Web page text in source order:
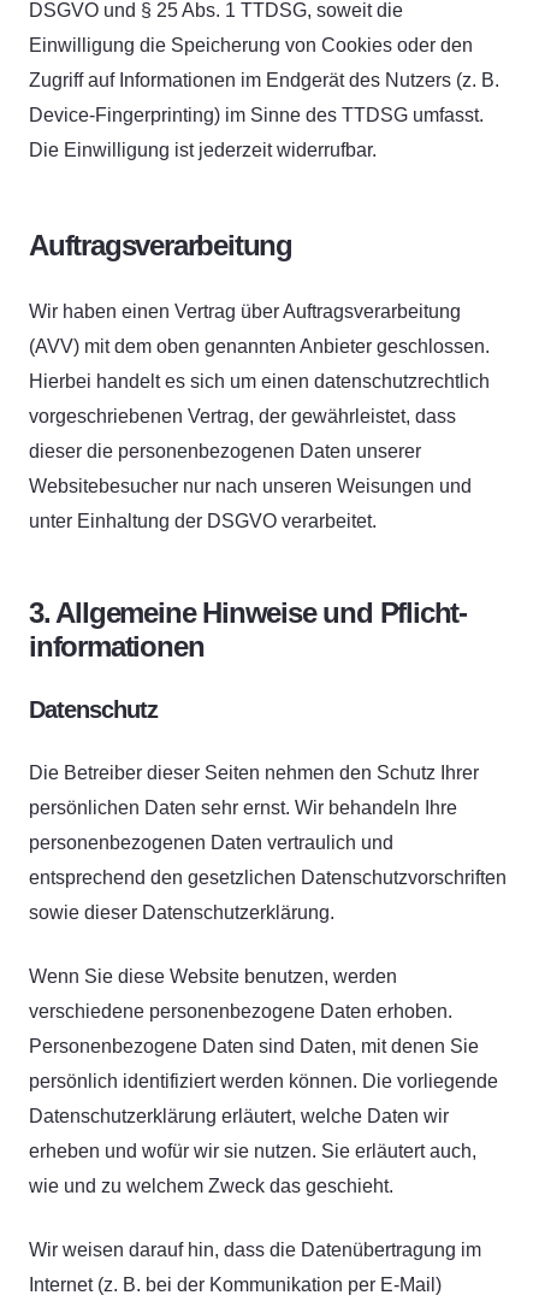
DSGVO und § 25 Abs. 1 TTDSG, soweit die
Einwilligung die Speicherung von Cookies oder den
Zugriff auf Informationen im Endgerät des Nutzers (z. B.
Device-Fingerprinting) im Sinne des TTDSG umfasst.
Die Einwilligung ist jederzeit widerrufbar.
Auftragsverarbeitung
Wir haben einen Vertrag über Auftragsverarbeitung
(AVV) mit dem oben genannten Anbieter geschlossen.
Hierbei handelt es sich um einen datenschutzrechtlich
vorgeschriebenen Vertrag, der gewährleistet, dass
dieser die personenbezogenen Daten unserer
Websitebesucher nur nach unseren Weisungen und
unter Einhaltung der DSGVO verarbeitet.
3. Allgemeine Hinweise und Pflicht­
informationen
Datenschutz
Die Betreiber dieser Seiten nehmen den Schutz Ihrer
persönlichen Daten sehr ernst. Wir behandeln Ihre
personenbezogenen Daten vertraulich und
entsprechend den gesetzlichen Datenschutzvorschriften
sowie dieser Datenschutzerklärung.
Wenn Sie diese Website benutzen, werden
verschiedene personenbezogene Daten erhoben.
Personenbezogene Daten sind Daten, mit denen Sie
persönlich identifiziert werden können. Die vorliegende
Datenschutzerklärung erläutert, welche Daten wir
erheben und wofür wir sie nutzen. Sie erläutert auch,
wie und zu welchem Zweck das geschieht.
Wir weisen darauf hin, dass die Datenübertragung im
Internet (z. B. bei der Kommunikation per E-Mail)